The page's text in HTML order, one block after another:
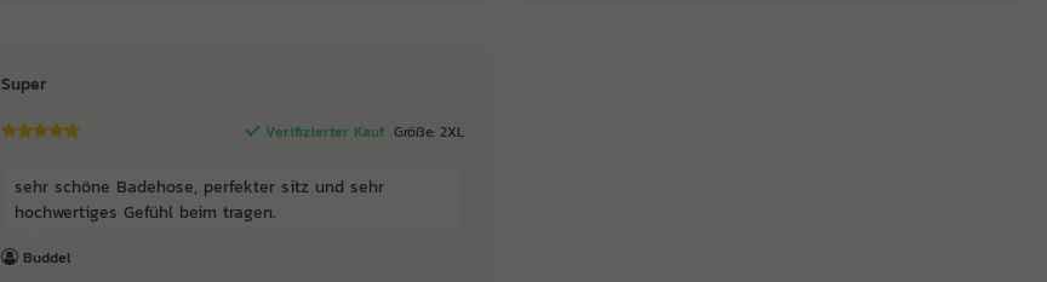
Super
Verifizierter Kauf Größe: 2XL
sehr schöne Badehose, perfekter sitz und sehr
hochwertiges Gefühl beim tragen.
Buddel